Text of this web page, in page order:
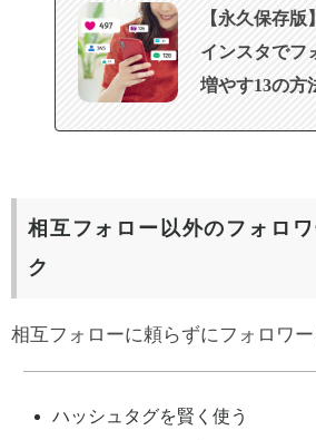
【永久保存
インスタでフ
増やす13の方
相互フォロー以外のフォロ
ク
相互フォローに頼らずにフォロワー
ハッシュタグを賢く使う